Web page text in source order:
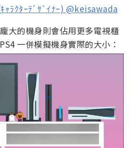
ｬﾗｸﾀｰﾃﾞｻﾞｲﾅｰ) @keisawada
大的機身則會佔用更多電視櫃
一併模擬機身實際的大小：